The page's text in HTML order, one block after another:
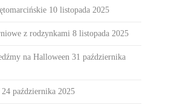
10 listopada 2025
z rodzynkami 8 listopada 2025
na Halloween 31 października
24 października 2025